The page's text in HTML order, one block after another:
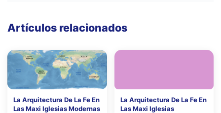
Artículos relacionados
La Arquitectura De La Fe En
Las Maxi Iglesias Modernas
La Arquitectura De La Fe En
Las Maxi Iglesias